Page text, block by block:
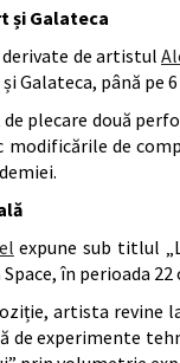
și Galateca
de artistul
Galateca, până pe
de plecare două
modificările de
expune sub titlul
în perioada
artista revine
de experimente